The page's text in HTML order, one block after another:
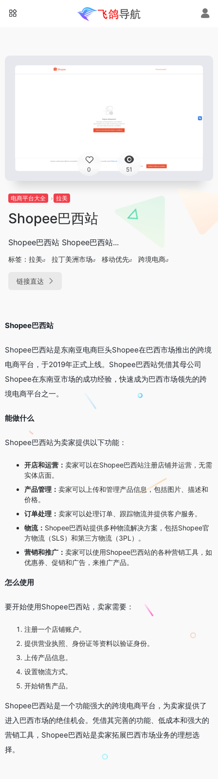
0 51
电商平台大全 拉美
Shopee巴西站
Shopee巴西站 Shopee巴西站...
标签： 拉美 拉丁美洲市场 移动优先 跨境电商
链接直达
Shopee巴西站
Shopee巴西站是东南亚电商巨头Shopee在巴西市场推出的跨境
电商平台，于2019年正式上线。Shopee巴西站凭借其母公司
Shopee在东南亚市场的成功经验，快速成为巴西市场领先的跨
境电商平台之一。
能做什么
Shopee巴西站为卖家提供以下功能：
开店和运营： 卖家可以在Shopee巴西站注册店铺并运营，无需
实体店面。
产品管理： 卖家可以上传和管理产品信息，包括图片、描述和
价格。
订单处理： 卖家可以处理订单、跟踪物流并提供客户服务。
物流： Shopee巴西站提供多种物流解决方案，包括Shopee官
方物流（SLS）和第三方物流（3PL）。
营销和推广： 卖家可以使用Shopee巴西站的各种营销工具，如
优惠券、促销和广告，来推广产品。
怎么使用
要开始使用Shopee巴西站，卖家需要：
注册一个店铺账户。
提供营业执照、身份证等资料以验证身份。
上传产品信息。
设置物流方式。
开始销售产品。
Shopee巴西站是一个功能强大的跨境电商平台，为卖家提供了
进入巴西市场的绝佳机会。凭借其完善的功能、低成本和强大的
营销工具，Shopee巴西站是卖家拓展巴西市场业务的理想选
择。